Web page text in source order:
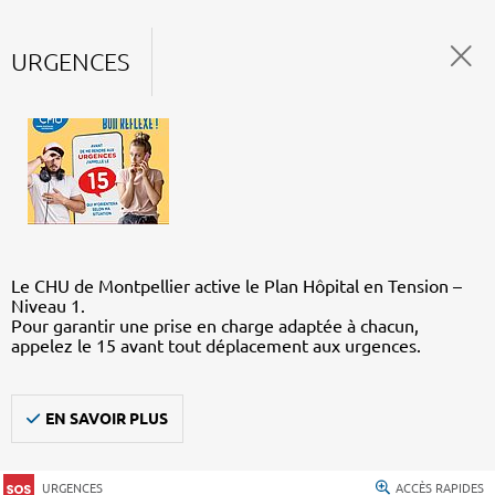
URGENCES
Le CHU de Montpellier active le Plan Hôpital en Tension –
Niveau 1.
Pour garantir une prise en charge adaptée à chacun,
appelez le 15 avant tout déplacement aux urgences.
EN SAVOIR PLUS
URGENCES ACCÈS RAPIDES